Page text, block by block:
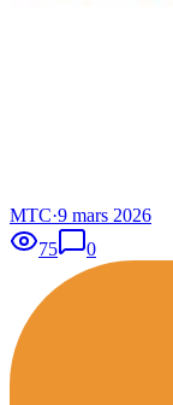
MTC·9 mars 2026
75
0